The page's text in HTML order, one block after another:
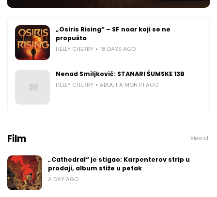
„Osiris Rising“ – SF noar koji se ne
propušta
HELLY CHERRY 18 DAYS AGO
Nenad Smiljković: STANARI ŠUMSKE 13B
HELLY CHERRY ABOUT A MONTH AGO
Film View all
„Cathedral“ je stigao: Karpenterov strip u
prodaji, album stiže u petak
A DAY AGO